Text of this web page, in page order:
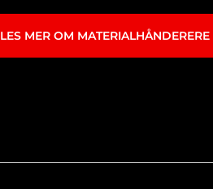
LES MER OM MATERIALHÅNDERERE